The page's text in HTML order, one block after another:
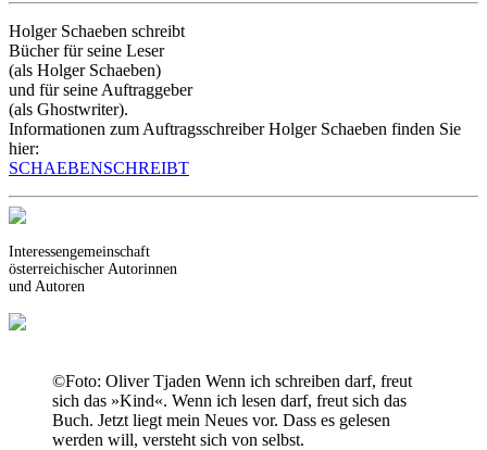
Holger Schaeben schreibt
Bücher für seine Leser
(als Holger Schaeben)
und für seine Auftraggeber
(als Ghostwriter).
Informationen zum Auftragsschreiber Holger Schaeben finden Sie
hier:
SCHAEBENSCHREIBT
Interessengemeinschaft
österreichischer Autorinnen
und Autoren
©Foto: Oliver Tjaden Wenn ich schreiben darf, freut
sich das »Kind«. Wenn ich lesen darf, freut sich das
Buch. Jetzt liegt mein Neues vor. Dass es gelesen
werden will, versteht sich von selbst.